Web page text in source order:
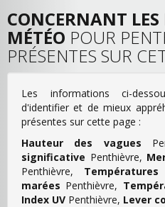
CONCERNANT LES
MÉTÉO POUR
PRÉSENTES SUR
Les informations ci-
d'identifier et de mieux
présentes sur cette page :
Hauteur des vagues
significative Penthièvre,
Penthièvre, Températures
marées Penthièvre,
Index UV Penthièvre, Lever